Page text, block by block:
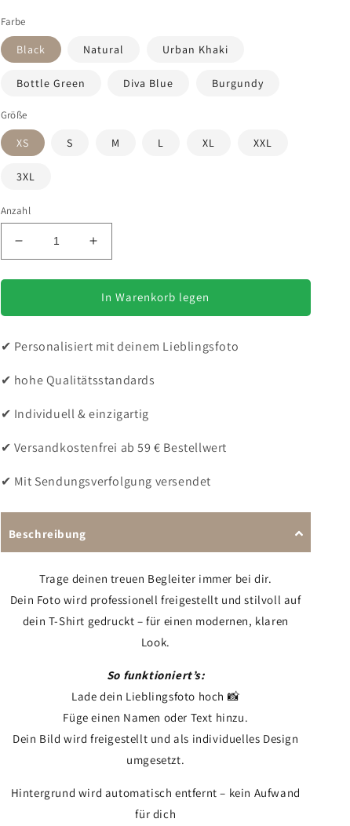
Farbe
Black Natural Urban Khaki
Bottle Green Diva Blue Burgundy
Größe
XS S M L XL XXL
3XL
Anzahl
Verringere
die
Menge
Hunde
Shirt
Damen
Foto
Hintergrund
entfernt
Erhöhe
die
Menge
für
Hunde
Shirt
Damen
Foto
Hintergrund
entfernt
In Warenkorb legen
✔ Personalisiert mit deinem Lieblingsfoto
✔ hohe Qualitätsstandards
✔ Individuell & einzigartig
✔ Versandkostenfrei ab 59 € Bestellwert
✔ Mit Sendungsverfolgung versendet
Beschreibung
Trage deinen treuen Begleiter immer bei dir.
Dein Foto wird professionell freigestellt und stilvoll auf
dein T-Shirt gedruckt – für einen modernen, klaren
Look.
So funktioniert’s:
Lade dein Lieblingsfoto hoch 📸
Füge einen Namen oder Text hinzu.
Dein Bild wird freigestellt und als individuelles Design
umgesetzt.
Hintergrund wird automatisch entfernt – kein Aufwand
für dich